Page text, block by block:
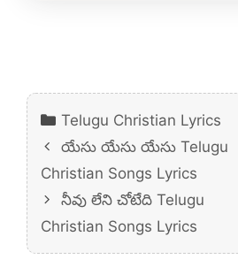
Categories
Telugu Christian Lyrics
యేసు యేసు యేసు Telugu
Christian Songs Lyrics
నీవు లేని చోటేది Telugu
Christian Songs Lyrics